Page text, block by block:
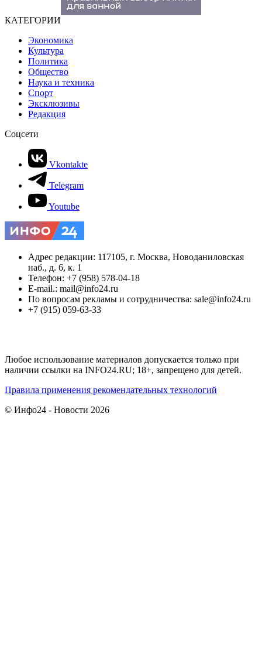
КАТЕГОРИИ
Экономика
Культура
Политика
Общество
Наука и техника
Спорт
Эксклюзивы
Редакция
Соцсети
Vkontakte
Telegram
Youtube
Адрес редакции: 117105, г. Москва, Новоданиловская
наб., д. 6, к. 1
Телефон: +7 (958) 578-04-18
E-mail.: mail@info24.ru
По вопросам рекламы и сотрудничества: sale@info24.ru
+7 (915) 059-63-33
Любое использование материалов допускается только при
наличии ссылки на INFO24.RU; 18+, запрещено для детей.
Правила применения рекомендательных технологий
© Инфо24 - Новости 2026